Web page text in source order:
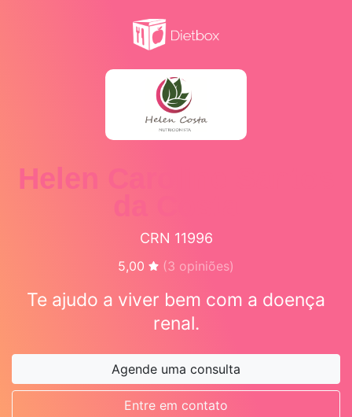
Helen Caroline Santos
CRN 11996
5,00 (3 opiniões)
Te ajudo a viver bem com a doença
renal.
Agende uma consulta
Entre em contato